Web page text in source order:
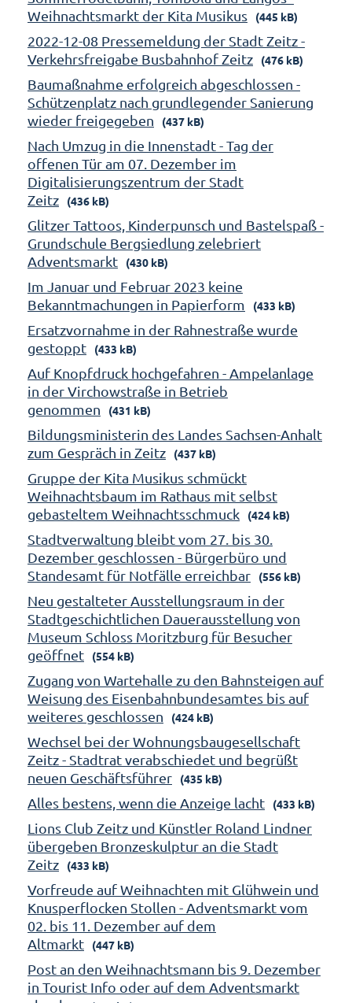
Weihnachtsmarkt der Kita Musikus
(445 kB)
2022-12-08 Pressemeldung der Stadt Zeitz -
Verkehrsfreigabe Busbahnhof Zeitz
(476 kB)
Baumaßnahme erfolgreich abgeschlossen -
Schützenplatz nach grundlegender Sanierung
wieder freigegeben
(437 kB)
Nach Umzug in die Innenstadt - Tag der
offenen Tür am 07. Dezember im
Digitalisierungszentrum der Stadt
Zeitz
(436 kB)
Glitzer Tattoos, Kinderpunsch und Bastelspaß -
Grundschule Bergsiedlung zelebriert
Adventsmarkt
(430 kB)
Im Januar und Februar 2023 keine
Bekanntmachungen in Papierform
(433 kB)
Ersatzvornahme in der Rahnestraße wurde
gestoppt
(433 kB)
Auf Knopfdruck hochgefahren - Ampelanlage
in der Virchowstraße in Betrieb
genommen
(431 kB)
Bildungsministerin des Landes Sachsen-Anhalt
zum Gespräch in Zeitz
(437 kB)
Gruppe der Kita Musikus schmückt
Weihnachtsbaum im Rathaus mit selbst
gebasteltem Weihnachtsschmuck
(424 kB)
Stadtverwaltung bleibt vom 27. bis 30.
Dezember geschlossen - Bürgerbüro und
Standesamt für Notfälle erreichbar
(556 kB)
Neu gestalteter Ausstellungsraum in der
Stadtgeschichtlichen Dauerausstellung von
Museum Schloss Moritzburg für Besucher
geöffnet
(554 kB)
Zugang von Wartehalle zu den Bahnsteigen auf
Weisung des Eisenbahnbundesamtes bis auf
weiteres geschlossen
(424 kB)
Wechsel bei der Wohnungsbaugesellschaft
Zeitz - Stadtrat verabschiedet und begrüßt
neuen Geschäftsführer
(435 kB)
Alles bestens, wenn die Anzeige lacht (433 kB)
Lions Club Zeitz und Künstler Roland Lindner
übergeben Bronzeskulptur an die Stadt
Zeitz
(433 kB)
Vorfreude auf Weihnachten mit Glühwein und
Knusperflocken Stollen - Adventsmarkt vom
02. bis 11. Dezember auf dem
Altmarkt
(447 kB)
Post an den Weihnachtsmann bis 9. Dezember
in Tourist Info oder auf dem Adventsmarkt